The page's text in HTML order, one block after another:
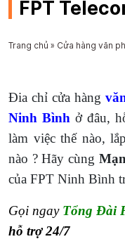
FPT
Trang chủ » Cửa hàng văn
Đia chỉ cửa hàng
Ninh Bình ở đâu,
làm việc thế nào,
nào ? Hãy cùng
của FPT Ninh Bình
Gọi ngay Tổng Đài
hỗ trợ 24/7